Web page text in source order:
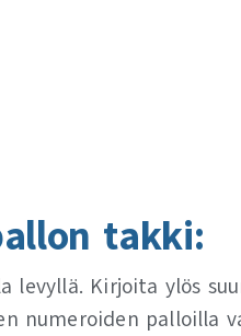
takki:
Kirjoita ylös
numeroiden palloilla